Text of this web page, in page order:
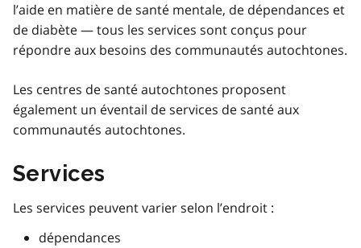
l’aide en matière de santé mentale, de dépendances et
de diabète — tous les services sont conçus pour
répondre aux besoins des communautés autochtones.
Les centres de santé autochtones proposent
également un éventail de services de santé aux
communautés autochtones.
Services
Les services peuvent varier selon l’endroit :
dépendances